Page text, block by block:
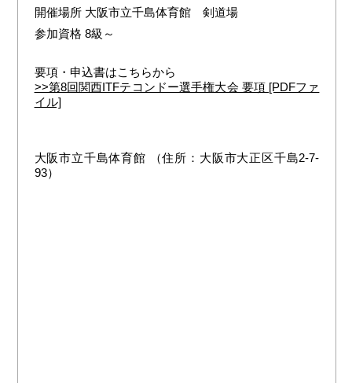
開催場所 大阪市立千島体育館 剣道場
参加資格 8級～
要項・申込書はこちらから
>>第8回関西ITFテコンドー選手権大会 要項 [PDFファ
イル]
大阪市立千島体育館 （住所：大阪市大正区千島2-7-
93）